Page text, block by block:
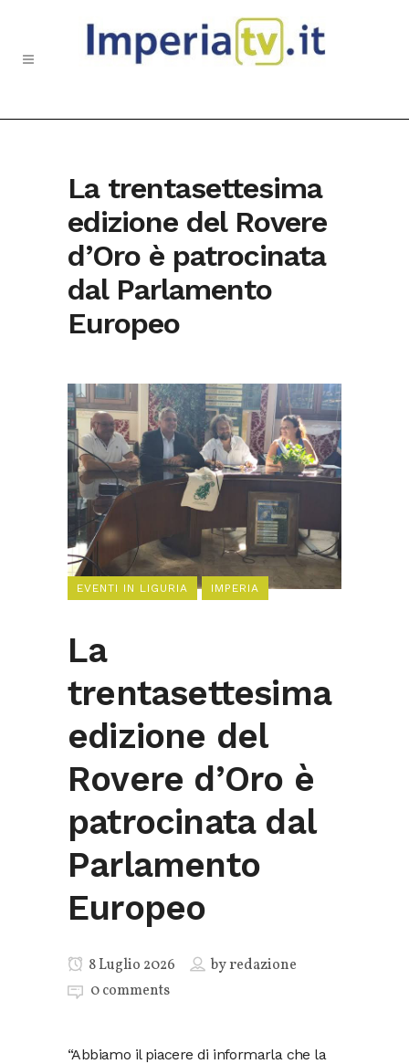
La trentasettesima
edizione del Rovere
d’Oro è patrocinata
dal Parlamento
Europeo
EVENTI IN LIGURIA IMPERIA
La
trentasettesima
edizione del
Rovere d’Oro è
patrocinata dal
Parlamento
Europeo
8 Luglio 2026 byredazione
0 comments
“Abbiamo il piacere di informarla che la